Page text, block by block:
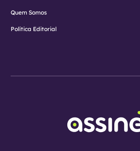
Quem Somos
Política Editorial